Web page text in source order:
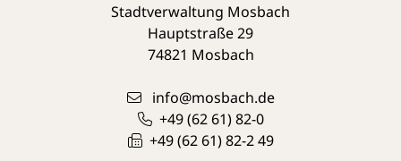
Stadtverwaltung Mosbach
Hauptstraße 29
74821 Mosbach
info@mosbach.de
+49 (62 61) 82-0
+49 (62 61) 82-2 49